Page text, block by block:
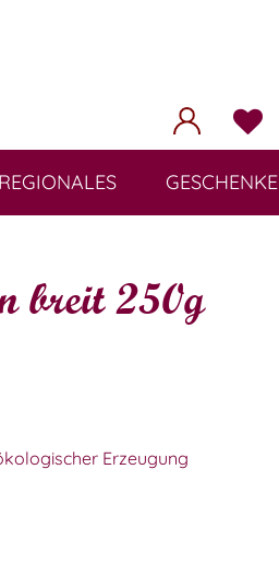
REGIONALES GESCHENKE
breit 250g
Erzeugung